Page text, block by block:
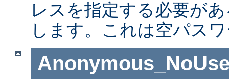
レスを指定する必要が
します。これは空パス